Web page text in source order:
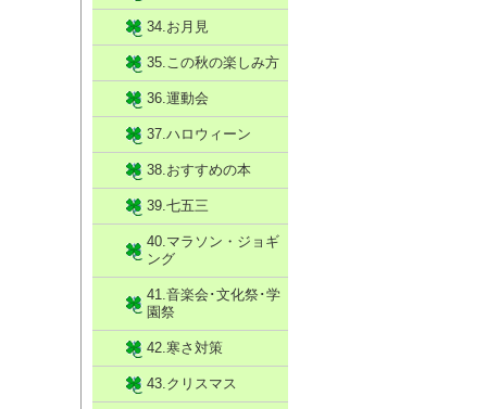
34.お月見
35.この秋の楽しみ方
36.運動会
37.ハロウィーン
38.おすすめの本
39.七五三
40.マラソン・ジョギ
ング
41.音楽会･文化祭･学
園祭
42.寒さ対策
43.クリスマス